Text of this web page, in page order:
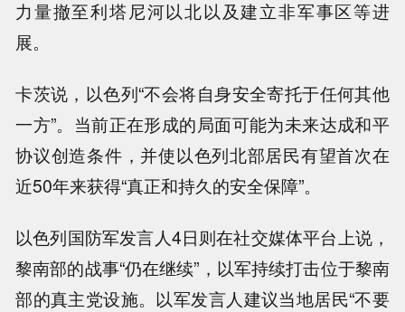
力量撤至利塔尼河以北以及建立非军事区等进
展。
卡茨说，以色列“不会将自身安全寄托于任何其他
一方”。当前正在形成的局面可能为未来达成和平
协议创造条件，并使以色列北部居民有望首次在
近50年来获得“真正和持久的安全保障”。
以色列国防军发言人4日则在社交媒体平台上说，
黎南部的战事“仍在继续”，以军持续打击位于黎南
部的真主党设施。以军发言人建议当地居民“不要